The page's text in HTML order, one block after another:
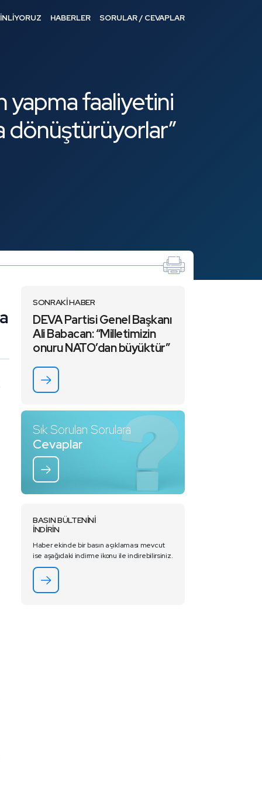
HABERLER SORULAR / CEVAPLAR
yapma faaliyetini
dönüştürüyorlar”
SONRAKİ HABER
DEVA Partisi Genel Başkanı
Ali Babacan: “Milletimizin
onuru NATO’dan büyüktür”
Sık Sorulan Sorulara
Cevaplar
BASIN BÜLTENİNİ
İNDİRİN
Haber ekinde bir basın açıklaması mevcut
ise aşağıdaki indirme ikonu ile indirebilirsiniz.